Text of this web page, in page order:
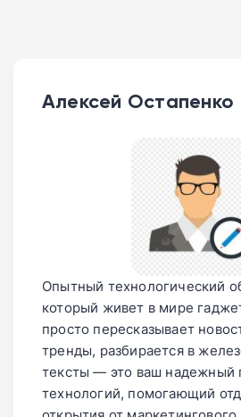
Алексей Остапенко
Опытный технологический
который живет в мире
просто пересказывает
тренды, разбирается в
тексты — это ваш надежный
технологий, помогающий